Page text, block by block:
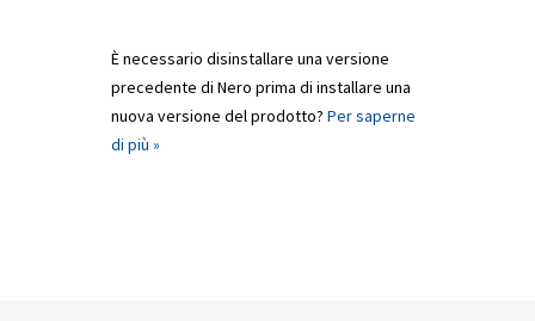
È necessario disinstallare una versione
precedente di Nero prima di installare una
nuova versione del prodotto? Per saperne
di più »